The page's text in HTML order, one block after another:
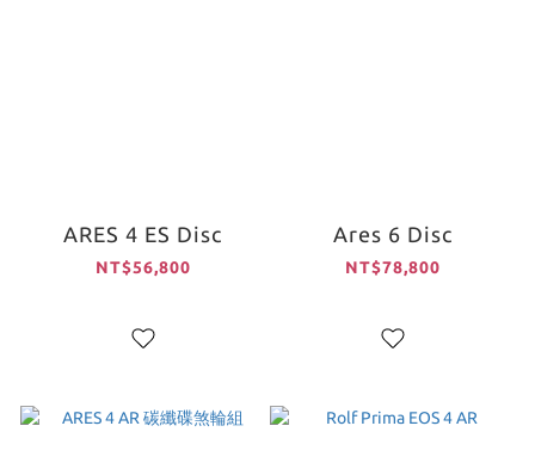
ARES 4 ES Disc
NT$56,800
Ares 6 Disc
NT$78,800